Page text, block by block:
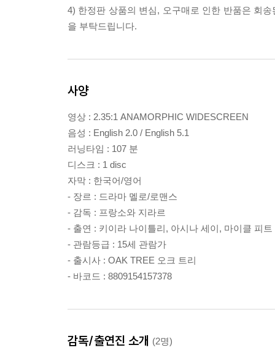
4) 한정판 상품의 변심, 오구매로 인한 반품은 회
을 부탁드립니다.
사양
영상 : 2.35:1 ANAMORPHIC WIDESCREEN
음성 : English 2.0 / English 5.1
러닝타임 : 107 분
디스크 : 1 disc
자막 : 한국어/영어
- 장르 : 드라마 멜로/로맨스
- 감독 : 프랑소와 지라르
- 출연 : 키이라 나이틀리, 아시나 세이, 마이클 피트
- 관람등급 : 15세 관람가
- 출시사 : OAK TREE 오크 트리
- 바코드 : 8809154157378
감독/출연진 소개 (2명)